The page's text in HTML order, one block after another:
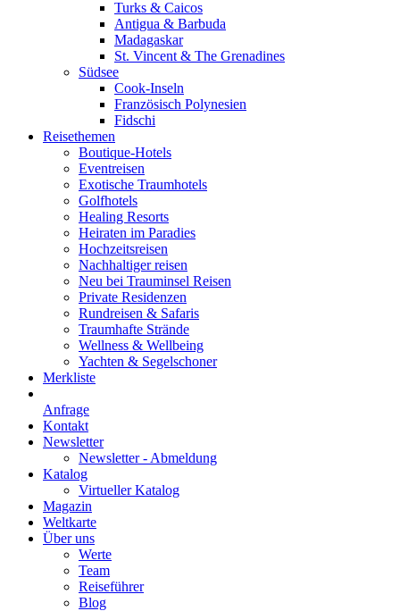
Turks & Caicos
Antigua & Barbuda
Madagaskar
St. Vincent & The Grenadines
Südsee
Cook-Inseln
Französisch Polynesien
Fidschi
Reisethemen
Boutique-Hotels
Eventreisen
Exotische Traumhotels
Golfhotels
Healing Resorts
Heiraten im Paradies
Hochzeitsreisen
Nachhaltiger reisen
Neu bei Trauminsel Reisen
Private Residenzen
Rundreisen & Safaris
Traumhafte Strände
Wellness & Wellbeing
Yachten & Segelschoner
Merkliste
Anfrage
Kontakt
Newsletter
Newsletter - Abmeldung
Katalog
Virtueller Katalog
Magazin
Weltkarte
Über uns
Werte
Team
Reiseführer
Blog